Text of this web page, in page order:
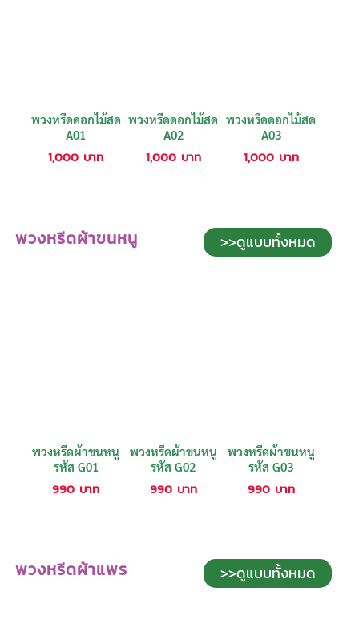
พวงหรีดดอกไม้สด
A01
1,000 บาท
พวงหรีดดอกไม้สด
A02
1,000 บาท
พวงหรีดดอกไม้สด
A03
1,000 บาท
พวงหรีดผ้าขนหนู >>ดูแบบทั้งหมด
พวงหรีดผ้าขนหนู
รหัส G01
990 บาท
พวงหรีดผ้าขนหนู
รหัส G02
990 บาท
พวงหรีดผ้าขนหนู
รหัส G03
990 บาท
พวงหรีดผ้าแพร >>ดูแบบทั้งหมด